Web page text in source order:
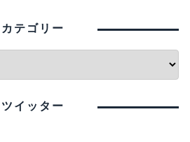
カテゴリー
ツイッター